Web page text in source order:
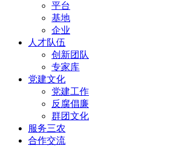
平台
基地
企业
人才队伍
创新团队
专家库
党建文化
党建工作
反腐倡廉
群团文化
服务三农
合作交流